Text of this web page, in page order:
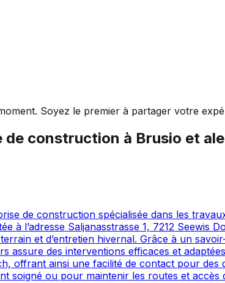
Soyez le premier à partager votre
de construction à Brusio et
de construction spécialisée dans les
à l’adresse Saljanasstrasse 1, 7212 Seewis
et d’entretien hivernal. Grâce à un
assure des interventions efficaces et
offrant ainsi une facilité de contact pour
soigné ou pour maintenir les routes et